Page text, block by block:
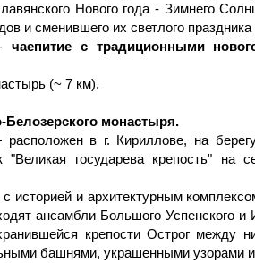
Нового года - Зимнего
и сменившего их светлого
чаепитие с традиционными
(~ 7 км).
Белозерского монастыря.
в г. Кириллове, на
государева крепость" на
историей и архитектурным
ансамбли Большого Успенского и
крепости Острог между
башнями, украшенными узорами